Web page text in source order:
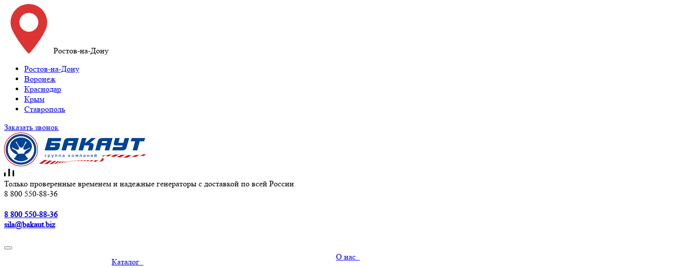
Ростов-на-Дону
Ростов-на-Дону
Воронеж
Краснодар
Крым
Ставрополь
Заказать звонок
Только проверенные временем и надежные генераторы с доставкой по всей России
8 800 550-88-36
8 800 550-88-36
sila@bakaut.biz
Каталог
О нас